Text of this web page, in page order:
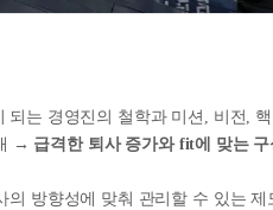
되는 경영진의 철학과 미션, 비전, 핵
→ 급격한 퇴사 증가와 fit에 맞는 구
의 방향성에 맞춰 관리할 수 있는 제